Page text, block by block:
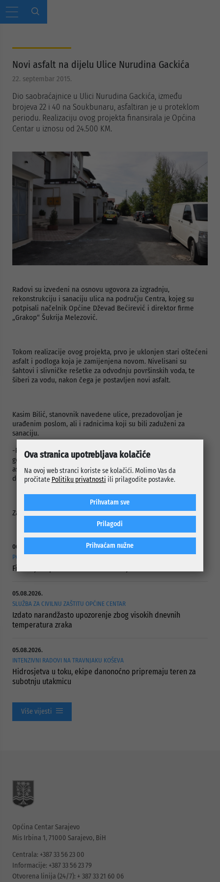
Novi asfalt na dijelu Ulice Nurudina Gackića
22. septembar 2015.
Dio saobraćajnice u Ulici Nurudina Gackića, između
brojeva 22 i 40 na Soukbunaru, asfaltiran je u proteklom
periodu. Realizaciju ovog projekta finansirala je Općina
Centar u iznosu od 24.500 KM.
Radovi su izvedeni na osnovu ugovora za izgradnju,
rekonstrukciju i sanaciju ulica na području Centra, kojeg su
potpisali načelnik Općine Dževad Bećirević i direktor firme
„Grakop“ Šukrija Melezović.
Tokom realizacije ovog projekta, prvo je uklonjen stari oštećeni
asfalt i podloga koja je zamijenjena novom. Nivelisani su
šahtovi i slivničke rešetke za odvodnju površinskih voda, te
šiberi za vodu, nakon čega je postavljen novi asfalt.
Kasim Bilić, stanovnik navedene ulice, prezadovoljan je
urađenim poslom, ali i radnicima koji su bili zaduženi za
sanaciju.
-Put nije rađen otkako sam uselio u kuću, a to je bilo 1984.
godine. Ispred svakih vrata su bile ogromne rupe i prokopan
asfalt. Sada je naša ulica, zahvaljujući Općini Centar, konačno
dobila sjaj i lijep izgled, kazao je Bilić.
Za nadzor je bila zadužena firma „Coning“ iz Sarajeva.
06.08.2026.
POTPISANI UGOVORI
Finansijska pomoć ustanovama socijalne zaštite
05.08.2026.
SLUŽBA ZA CIVILNU ZAŠTITU OPĆINE CENTAR
Izdato narandžasto upozorenje zbog visokih dnevnih
temperatura zraka
05.08.2026.
INTENZIVNI RADOVI NA TRAVNJAKU KOŠEVA
Hidrosjetva u toku, ekipe danonoćno pripremaju teren za
subotnju utakmicu
Više vijesti
Općina Centar Sarajevo
Mis Irbina 1, 71000 Sarajevo, BiH
Centrala: +387 33 56 23 00
Informacije: +387 33 56 23 79
Otvorena linija (24/7): + 387 33 21 60 06
Ova stranica upotrebljava kolačiće
Na ovoj web stranci koriste se kolačići. Molimo Vas da
pročitate Politiku privatnosti ili prilagodite postavke.
Prihvaćam nužne
Prilagodi
Prihvatam sve